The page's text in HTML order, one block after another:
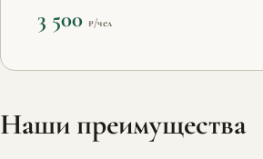
3 500 ₽/чел
Наши преимущества